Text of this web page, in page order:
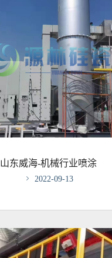
山东威海-机械行业喷涂
 2022-09-13